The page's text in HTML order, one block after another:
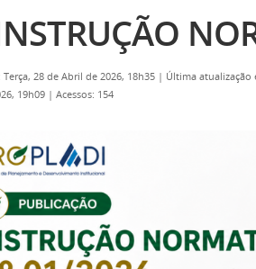
28 de Abril de 2026, 18h35 | Última atualização
19h09 | Acessos: 154